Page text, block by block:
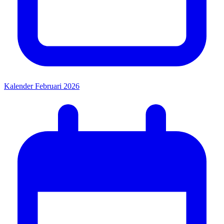
Kalender Februari 2026